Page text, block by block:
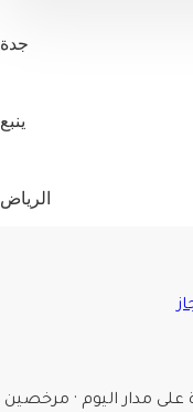
جدة
ينبع
الرياض
على مدار اليوم · مرخصين